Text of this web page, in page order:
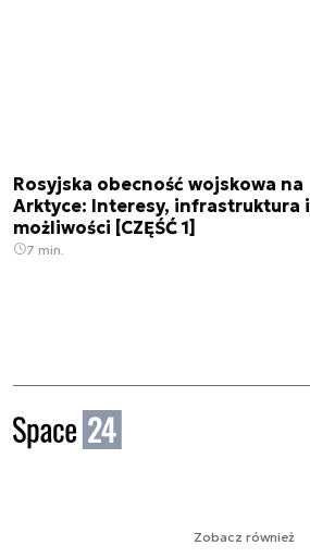
Rosyjska obecność wojskowa na
Arktyce: Interesy, infrastruktura i
możliwości [CZĘŚĆ 1]
7 min.
Zobacz również